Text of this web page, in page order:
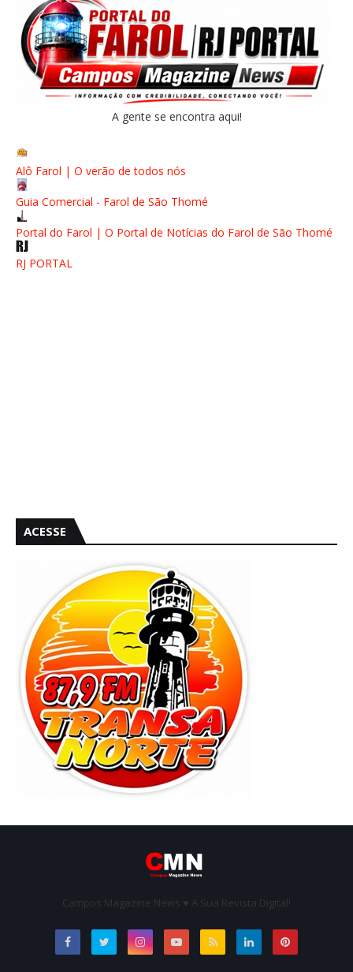
A gente se encontra aqui!
Alô Farol | O verão de todos nós
Guia Comercial - Farol de São Thomé
Portal do Farol | O Portal de Notícias do Farol de São Thomé
RJ PORTAL
ACESSE
Campos Magazine News ♥ A Sua Revista Digital!